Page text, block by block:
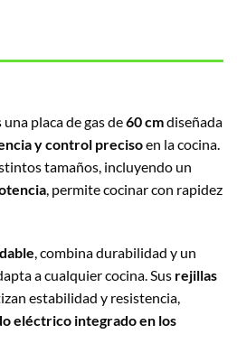
una placa de gas de60 cmdiseñada
y control precisoen la cocina.
tamaños, incluyendo un
, permite cocinar con rapidez
, combina durabilidad y un
a cualquier cocina. Sus rejillas
estabilidad y resistencia,
eléctrico integrado en los